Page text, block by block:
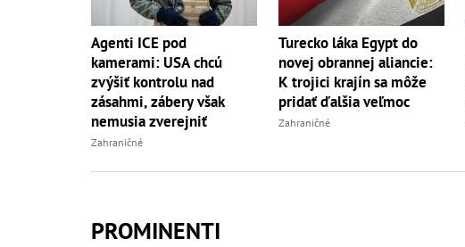
Agenti ICE pod
kamerami: USA chcú
zvýšiť kontrolu nad
zásahmi, zábery však
nemusia zverejniť
Zahraničné
Turecko láka Egypt do
novej obrannej aliancie:
K trojici krajín sa môže
pridať ďalšia veľmoc
Zahraničné
PROMINENTI